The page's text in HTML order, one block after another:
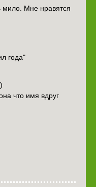
мило. Мне нравятся
года"
что имя вдруг